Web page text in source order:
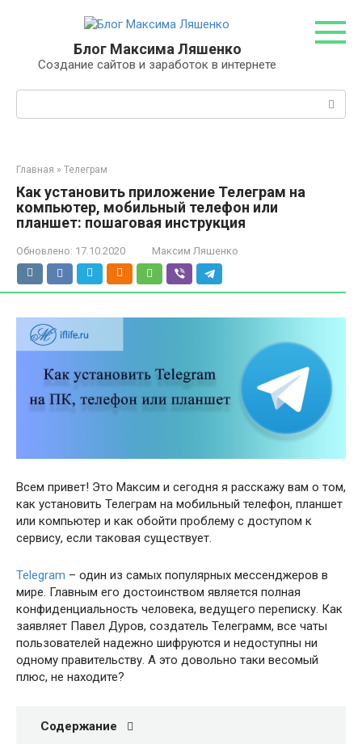
Блог Максима Ляшенко
Создание сайтов и заработок в интернете
Главная » Телеграм
Как установить приложение Телеграм на
компьютер, мобильный телефон или
планшет: пошаговая инструкция
Обновлено: 17.10.2020 Максим Ляшенко
Всем привет! Это Максим и сегодня я расскажу вам о том,
как установить Телеграм на мобильный телефон, планшет
или компьютер и как обойти проблему с доступом к
сервису, если таковая существует.
Telegram – один из самых популярных мессенджеров в
мире. Главным его достоинством является полная
конфиденциальность человека, ведущего переписку. Как
заявляет Павел Дуров, создатель Телеграмм, все чаты
пользователей надежно шифруются и недоступны ни
одному правительству. А это довольно таки весомый
плюс, не находите?
Содержание